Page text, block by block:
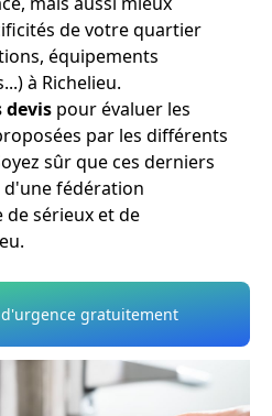
de votre quartier
équipements
à Richelieu.
devis pour évaluer les
par les différents
sûr que ces derniers
fédération
sérieux et de
gratuitement